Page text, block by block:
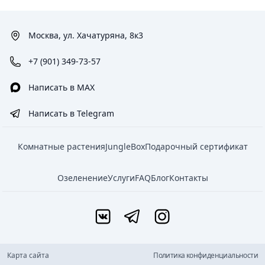
Москва, ул. Хачатуряна, 8к3
+7 (901) 349-73-57
Написать в MAX
Написать в Telegram
Комнатные растенияJungleBoxПодарочный сертификат
ОзеленениеУслугиFAQБлогКонтакты
Карта сайта Политика конфиденциальности